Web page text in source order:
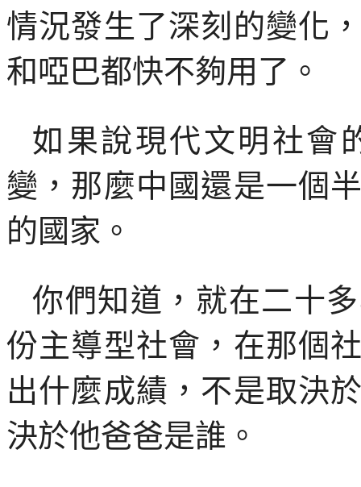
情況發生了深刻的變化
和啞巴都快不夠用了。
如果說現代文明社會
變，那麼中國還是一個
的國家。
你們知道，就在二十
份主導型社會，在那個
出什麼成績，不是取決
決於他爸爸是誰。